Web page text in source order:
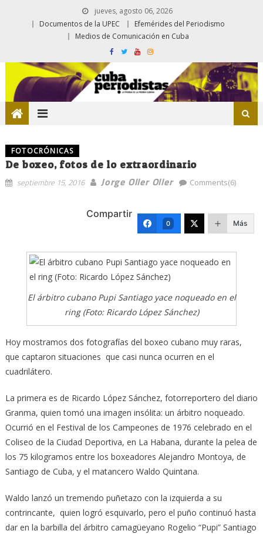
jueves, agosto 06, 2026
Documentos de la UPEC
Efemérides del Periodismo
Medios de Comunicación en Cuba
FOTOCRÓNICAS
De boxeo, fotos de lo extraordinario
septiembre 15, 2016 Jorge Oller Oller Comments(6)
Compartir
0 Más
El árbitro cubano Pupi Santiago yace noqueado en el
ring (Foto: Ricardo López Sánchez)
Hoy mostramos dos fotografías del boxeo cubano muy raras,
que captaron situaciones que casi nunca ocurren en el
cuadrilátero.
La primera es de Ricardo López Sánchez, fotorreportero del diario
Granma, quien tomó una imagen insólita: un árbitro noqueado.
Ocurrió en el Festival de los Campeones de 1976 celebrado en el
Coliseo de la Ciudad Deportiva, en La Habana, durante la pelea de
los 75 kilogramos entre los boxeadores Alejandro Montoya, de
Santiago de Cuba, y el matancero Waldo Quintana.
Waldo lanzó un tremendo puñetazo con la izquierda a su
contrincante, quien logró esquivarlo, pero el puño continuó hasta
dar en la barbilla del árbitro camagüeyano Rogelio “Pupi” Santiago